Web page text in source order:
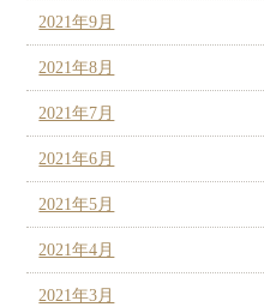
2021年9月
2021年8月
2021年7月
2021年6月
2021年5月
2021年4月
2021年3月